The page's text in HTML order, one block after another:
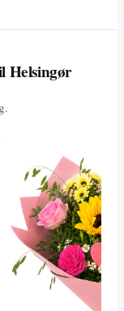
Helsingør